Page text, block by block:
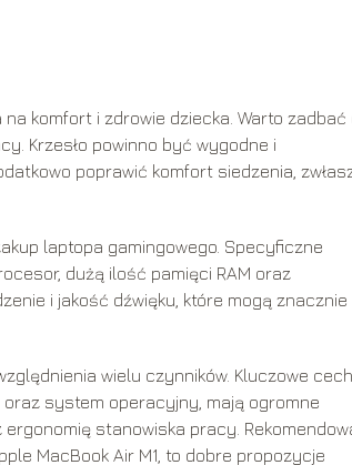
komfort i zdrowie dziecka. Warto zadbać
Krzesło powinno być wygodne i
poprawić komfort siedzenia,
laptopa gamingowego. Specyficzne
dużą ilość pamięci RAM oraz
i jakość dźwięku, które mogą znacznie
wielu czynników. Kluczowe
oraz system operacyjny, mają ogromne
stanowiska pracy.
MacBook Air M1, to dobre propozycje